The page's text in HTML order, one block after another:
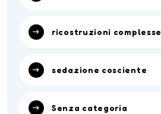
ricostruzioni complesse
sedazione cosciente
Senza categoria